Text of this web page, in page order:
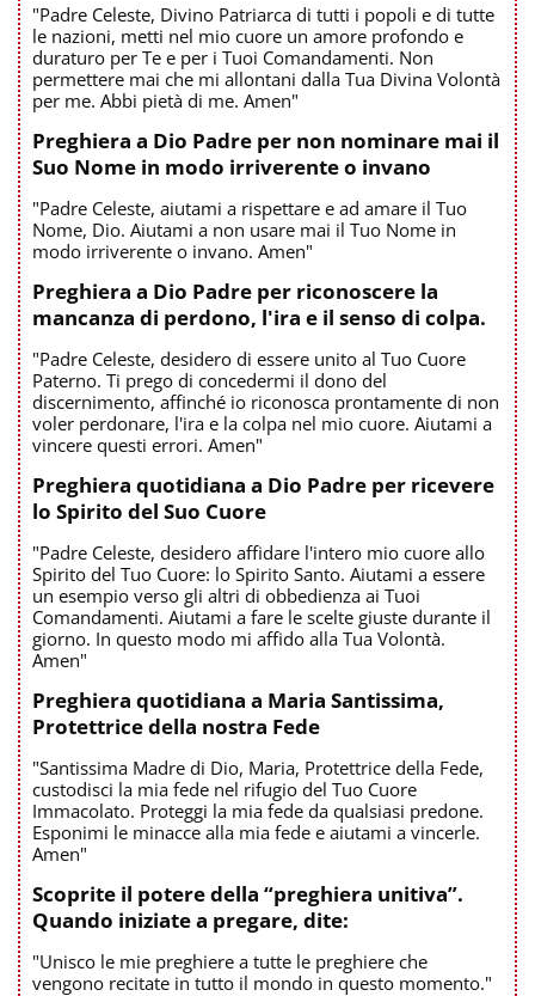
"Padre Celeste, Divino Patriarca di tutti i popoli e di tutte
le nazioni, metti nel mio cuore un amore profondo e
duraturo per Te e per i Tuoi Comandamenti. Non
permettere mai che mi allontani dalla Tua Divina Volontà
per me. Abbi pietà di me. Amen"
Preghiera a Dio Padre per non nominare mai il
Suo Nome in modo irriverente o invano
"Padre Celeste, aiutami a rispettare e ad amare il Tuo
Nome, Dio. Aiutami a non usare mai il Tuo Nome in
modo irriverente o invano. Amen"
Preghiera a Dio Padre per riconoscere la
mancanza di perdono, l'ira e il senso di colpa.
"Padre Celeste, desidero di essere unito al Tuo Cuore
Paterno. Ti prego di concedermi il dono del
discernimento, affinché io riconosca prontamente di non
voler perdonare, l'ira e la colpa nel mio cuore. Aiutami a
vincere questi errori. Amen"
Preghiera quotidiana a Dio Padre per ricevere
lo Spirito del Suo Cuore
"Padre Celeste, desidero affidare l'intero mio cuore allo
Spirito del Tuo Cuore: lo Spirito Santo. Aiutami a essere
un esempio verso gli altri di obbedienza ai Tuoi
Comandamenti. Aiutami a fare le scelte giuste durante il
giorno. In questo modo mi affido alla Tua Volontà.
Amen"
Preghiera quotidiana a Maria Santissima,
Protettrice della nostra Fede
"Santissima Madre di Dio, Maria, Protettrice della Fede,
custodisci la mia fede nel rifugio del Tuo Cuore
Immacolato. Proteggi la mia fede da qualsiasi predone.
Esponimi le minacce alla mia fede e aiutami a vincerle.
Amen"
Scoprite il potere della “preghiera unitiva”.
Quando iniziate a pregare, dite:
"Unisco le mie preghiere a tutte le preghiere che
vengono recitate in tutto il mondo in questo momento."